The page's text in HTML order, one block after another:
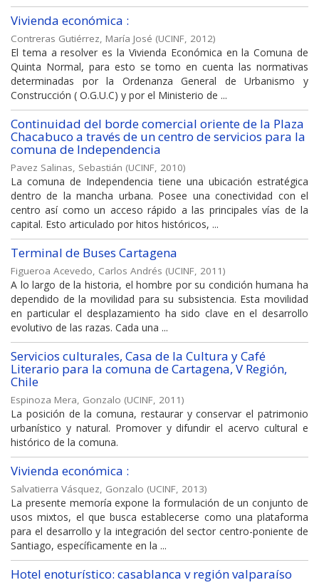
Vivienda económica :
Contreras Gutiérrez, María José (UCINF, 2012)
El tema a resolver es la Vivienda Económica en la Comuna de
Quinta Normal, para esto se tomo en cuenta las normativas
determinadas por la Ordenanza General de Urbanismo y
Construcción ( O.G.U.C) y por el Ministerio de ...
Continuidad del borde comercial oriente de la Plaza
Chacabuco a través de un centro de servicios para la
comuna de Independencia
Pavez Salinas, Sebastián (UCINF, 2010)
La comuna de Independencia tiene una ubicación estratégica
dentro de la mancha urbana. Posee una conectividad con el
centro así como un acceso rápido a las principales vías de la
capital. Esto articulado por hitos históricos, ...
Terminal de Buses Cartagena
Figueroa Acevedo, Carlos Andrés (UCINF, 2011)
A lo largo de la historia, el hombre por su condición humana ha
dependido de la movilidad para su subsistencia. Esta movilidad
en particular el desplazamiento ha sido clave en el desarrollo
evolutivo de las razas. Cada una ...
Servicios culturales, Casa de la Cultura y Café
Literario para la comuna de Cartagena, V Región,
Chile
Espinoza Mera, Gonzalo (UCINF, 2011)
La posición de la comuna, restaurar y conservar el patrimonio
urbanístico y natural. Promover y difundir el acervo cultural e
histórico de la comuna.
Vivienda económica :
Salvatierra Vásquez, Gonzalo (UCINF, 2013)
La presente memoría expone la formulación de un conjunto de
usos mixtos, el que busca establecerse como una plataforma
para el desarrollo y la integración del sector centro-poniente de
Santiago, específicamente en la ...
Hotel enoturístico: casablanca v región valparaíso